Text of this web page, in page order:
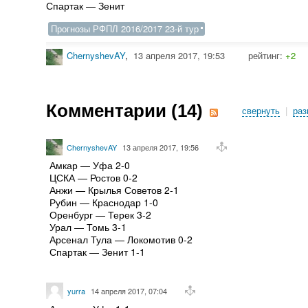
Спартак — Зенит
Прогнозы РФПЛ 2016/2017 23-й тур
ChernyshevAY, 13 апреля 2017, 19:53 рейтинг:+2
Комментарии (14) свернуть |
ChernyshevAY 13 апреля 2017, 19:56
Амкар — Уфа 2-0
ЦСКА — Ростов 0-2
Анжи — Крылья Советов 2-1
Рубин — Краснодар 1-0
Оренбург — Терек 3-2
Урал — Томь 3-1
Арсенал Тула — Локомотив 0-2
Спартак — Зенит 1-1
yurra 14 апреля 2017, 07:04